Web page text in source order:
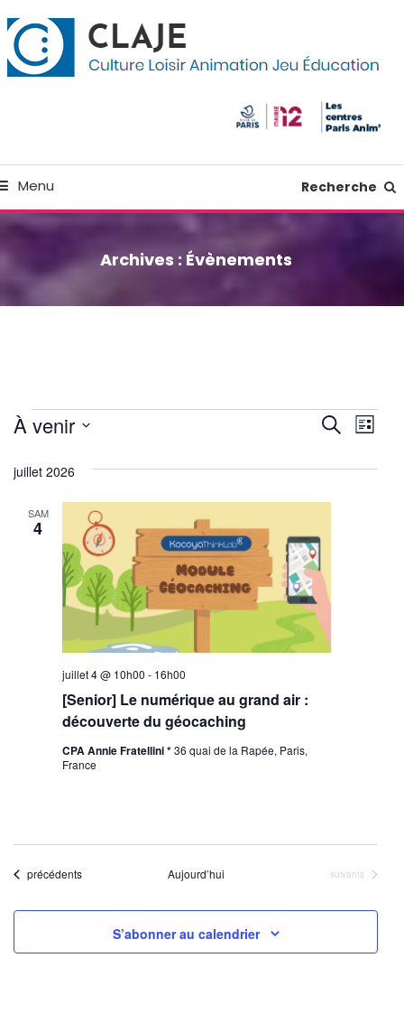
Menu Recherche
Archives : Évènements
Évènements
et
de
vues
Recherche
Liste
À venir
une
juillet 2026
SAM
4
[Senior] Le numérique au grand air :
découverte du géocaching
juillet 4 @ 10h00 - 16h00
CPA Annie Fratellini *36 quai de la Rapée, Paris,
France
Évènements
précédents Aujourd’hui Évènements
suivants
S’abonner au calendrier